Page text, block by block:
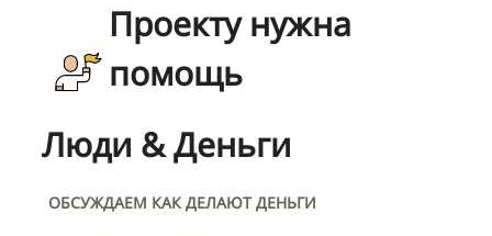
Проекту нужна
помощь
Люди & Деньги
ОБСУЖДАЕМ КАК ДЕЛАЮТ ДЕНЬГИ